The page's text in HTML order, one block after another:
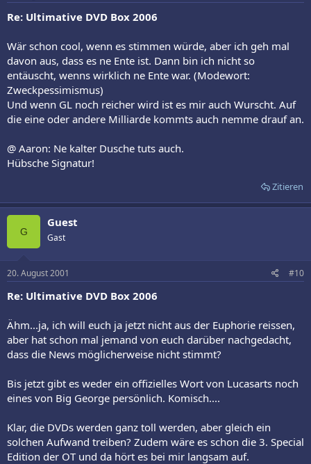
Re: Ultimative DVD Box 2006
Wär schon cool, wenn es stimmen würde, aber ich geh mal
davon aus, dass es ne Ente ist. Dann bin ich nicht so
entäuscht, wenns wirklich ne Ente war. (Modewort:
Zweckpessimismus)
Und wenn GL noch reicher wird ist es mir auch Wurscht. Auf
die eine oder andere Milliarde kommts auch nemme drauf an.
@ Aaron: Ne kalter Dusche tuts auch.
Hübsche Signatur!
Zitieren
G
Guest
Gast
20. August 2001 #10
Re: Ultimative DVD Box 2006
Ähm...ja, ich will euch ja jetzt nicht aus der Euphorie reissen,
aber hat schon mal jemand von euch darüber nachgedacht,
dass die News möglicherweise nicht stimmt?
Bis jetzt gibt es weder ein offizielles Wort von Lucasarts noch
eines von Big George persönlich. Komisch....
Klar, die DVDs werden ganz toll werden, aber gleich ein
solchen Aufwand treiben? Zudem wäre es schon die 3. Special
Edition der OT und da hört es bei mir langsam auf.